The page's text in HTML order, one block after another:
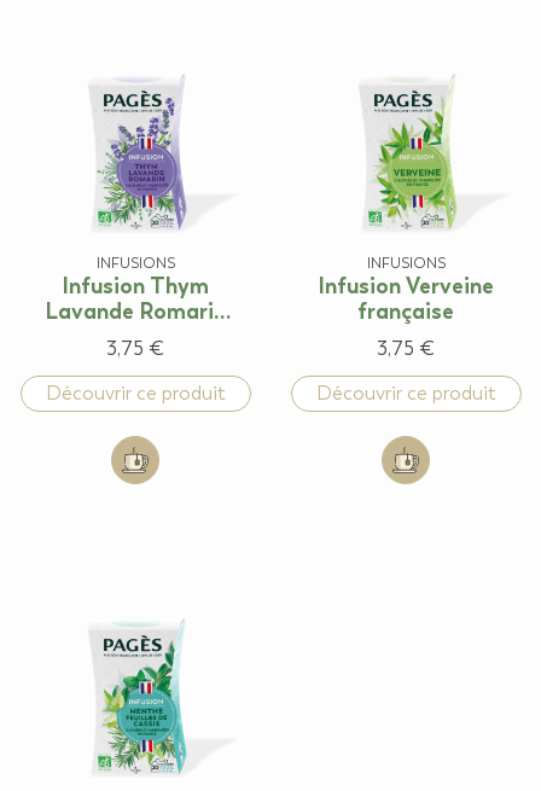
INFUSIONS
Infusion Thym
Lavande Romarin
française
3,75 €
Découvrir ce produit
Add to cart: Infusion Thym Lavande Romarin
INFUSIONS
Infusion Verveine
française
3,75 €
Découvrir ce produit
Add to cart: